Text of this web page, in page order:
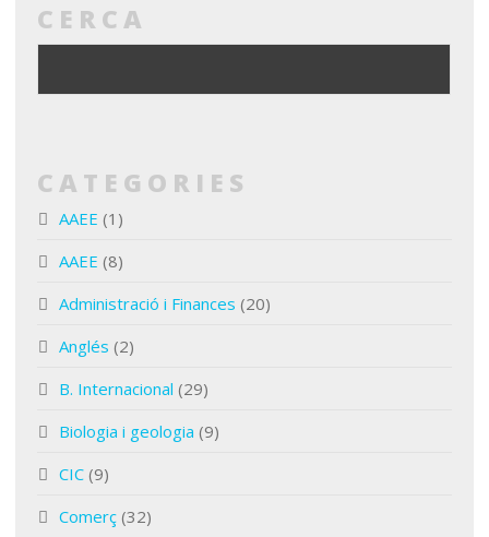
CERCA
CATEGORIES
AAEE (1)
AAEE (8)
Administració i Finances (20)
Anglés (2)
B. Internacional (29)
Biologia i geologia (9)
CIC (9)
Comerç (32)